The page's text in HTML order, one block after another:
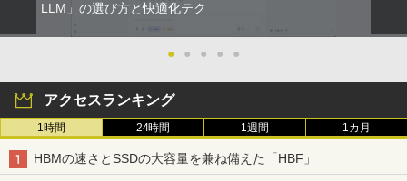
LLM」の選び方と快適化テク
● ● ● ● ●
アクセスランキング
1時間 24時間 1週間 1カ月
HBMの速さとSSDの大容量を兼ね備えた「HBF」